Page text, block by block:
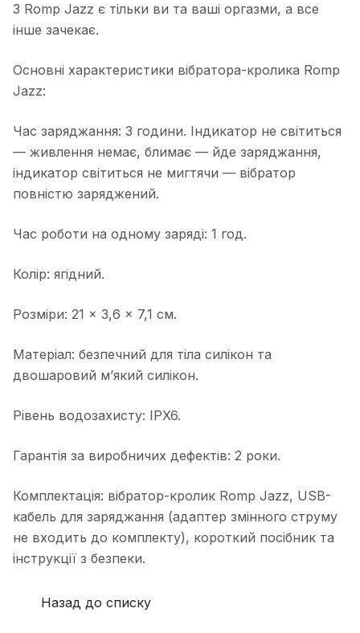
З Romp Jazz є тільки ви та ваші оргазми, а все
інше зачекає.
Основні характеристики вібратора-кролика Romp
Jazz:
Час заряджання: 3 години. Індикатор не світиться
— живлення немає, блимає — йде заряджання,
індикатор світиться не мигтячи — вібратор
повністю заряджений.
Час роботи на одному заряді: 1 год.
Колір: ягідний.
Розміри: 21 × 3,6 × 7,1 см.
Матеріал: безпечний для тіла силікон та
двошаровий м’який силікон.
Рівень водозахисту: IPX6.
Гарантія за виробничих дефектів: 2 роки.
Комплектація: вібратор-кролик Romp Jazz, USB-
кабель для заряджання (адаптер змінного струму
не входить до комплекту), короткий посібник та
інструкції з безпеки.
Назад до списку